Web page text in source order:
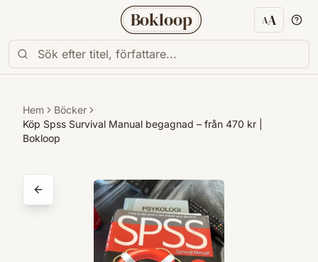
Bokloop AA
Hem
Böcker
Köp Spss Survival Manual begagnad – från 470 kr |
Bokloop